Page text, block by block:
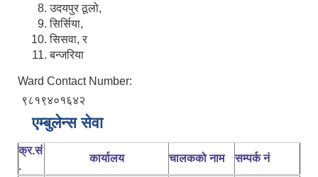
उदयपुर ठूलो,
सिर्सिया,
सिसवा, र
बन्जरिया
Ward Contact Number:
९८१९४०१६४२
एम्बुलेन्स सेवा
क्र.सं
.
कार्यालय चालकको नाम सम्पर्क नं